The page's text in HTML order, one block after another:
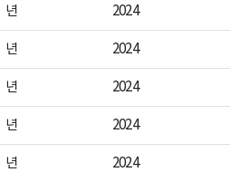
년 2024
년 2024
년 2024
년 2024
년 2024